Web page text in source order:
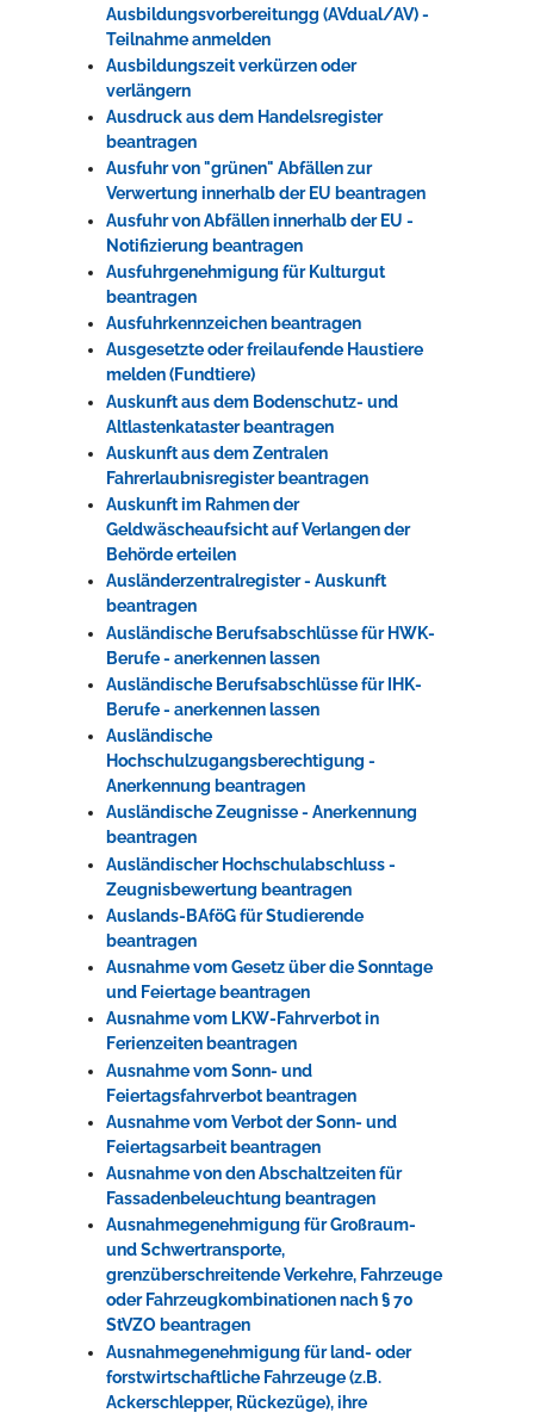
Ausbildungsvorbereitungg (AVdual/AV) -
Teilnahme anmelden
Ausbildungszeit verkürzen oder
verlängern
Ausdruck aus dem Handelsregister
beantragen
Ausfuhr von "grünen" Abfällen zur
Verwertung innerhalb der EU beantragen
Ausfuhr von Abfällen innerhalb der EU -
Notifizierung beantragen
Ausfuhrgenehmigung für Kulturgut
beantragen
Ausfuhrkennzeichen beantragen
Ausgesetzte oder freilaufende Haustiere
melden (Fundtiere)
Auskunft aus dem Bodenschutz- und
Altlastenkataster beantragen
Auskunft aus dem Zentralen
Fahrerlaubnisregister beantragen
Auskunft im Rahmen der
Geldwäscheaufsicht auf Verlangen der
Behörde erteilen
Ausländerzentralregister - Auskunft
beantragen
Ausländische Berufsabschlüsse für HWK-
Berufe - anerkennen lassen
Ausländische Berufsabschlüsse für IHK-
Berufe - anerkennen lassen
Ausländische
Hochschulzugangsberechtigung -
Anerkennung beantragen
Ausländische Zeugnisse - Anerkennung
beantragen
Ausländischer Hochschulabschluss -
Zeugnisbewertung beantragen
Auslands-BAföG für Studierende
beantragen
Ausnahme vom Gesetz über die Sonntage
und Feiertage beantragen
Ausnahme vom LKW-Fahrverbot in
Ferienzeiten beantragen
Ausnahme vom Sonn- und
Feiertagsfahrverbot beantragen
Ausnahme vom Verbot der Sonn- und
Feiertagsarbeit beantragen
Ausnahme von den Abschaltzeiten für
Fassadenbeleuchtung beantragen
Ausnahmegenehmigung für Großraum-
und Schwertransporte,
grenzüberschreitende Verkehre, Fahrzeuge
oder Fahrzeugkombinationen nach § 70
StVZO beantragen
Ausnahmegenehmigung für land- oder
forstwirtschaftliche Fahrzeuge (z.B.
Ackerschlepper, Rückezüge), ihre